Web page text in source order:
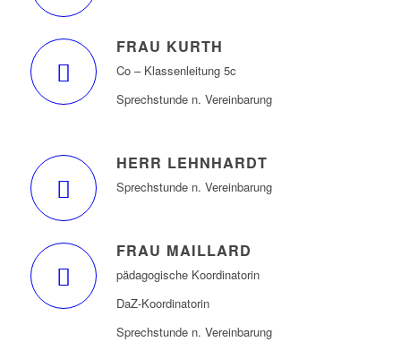
FRAU KURTH
Co – Klassenleitung 5c
Sprechstunde n. Vereinbarung
HERR LEHNHARDT
Sprechstunde n. Vereinbarung
FRAU MAILLARD
pädagogische Koordinatorin
DaZ-Koordinatorin
Sprechstunde n. Vereinbarung